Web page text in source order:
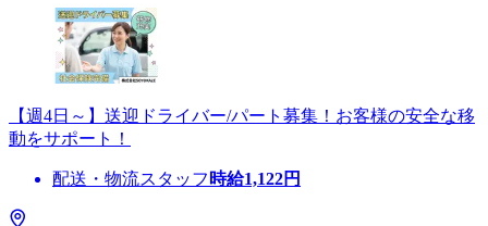
【週4日～】送迎ドライバー/パート募集！お客様の安全な移
動をサポート！
配送・物流スタッフ 時給1,122円